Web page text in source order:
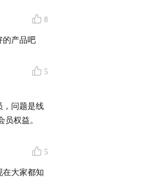
8
的产品吧
5
，问题是线
权益。
5
在大家都知